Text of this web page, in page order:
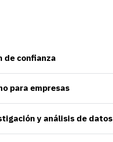
de confianza
para empresas
y análisis de datos